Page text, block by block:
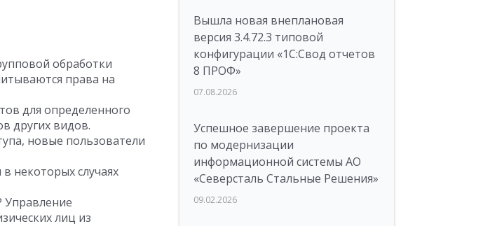
обработки
права на
для определенного
других видов.
новые пользователи
некоторых случаях
Управление
лиц из
Вышла новая внеплановая
версия 3.4.72.3 типовой
конфигурации «1C:Свод отчетов
8 ПРОФ»
07.08.2026
Успешное завершение проекта
по модернизации
информационной системы АО
«Северсталь Стальные Решения»
09.02.2026